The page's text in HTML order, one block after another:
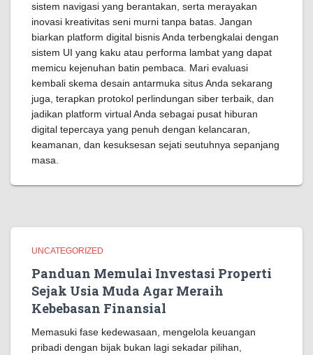
sistem navigasi yang berantakan, serta merayakan
inovasi kreativitas seni murni tanpa batas. Jangan
biarkan platform digital bisnis Anda terbengkalai dengan
sistem UI yang kaku atau performa lambat yang dapat
memicu kejenuhan batin pembaca. Mari evaluasi
kembali skema desain antarmuka situs Anda sekarang
juga, terapkan protokol perlindungan siber terbaik, dan
jadikan platform virtual Anda sebagai pusat hiburan
digital tepercaya yang penuh dengan kelancaran,
keamanan, dan kesuksesan sejati seutuhnya sepanjang
masa.
UNCATEGORIZED
Panduan Memulai Investasi Properti
Sejak Usia Muda Agar Meraih
Kebebasan Finansial
Memasuki fase kedewasaan, mengelola keuangan
pribadi dengan bijak bukan lagi sekadar pilihan,